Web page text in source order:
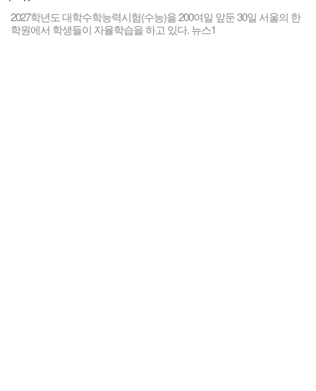
2027학년도 대학수학능력시험(수능)을 200여일 앞둔 30일 서울의 한
학원에서 학생들이 자율학습을 하고 있다. 뉴스1